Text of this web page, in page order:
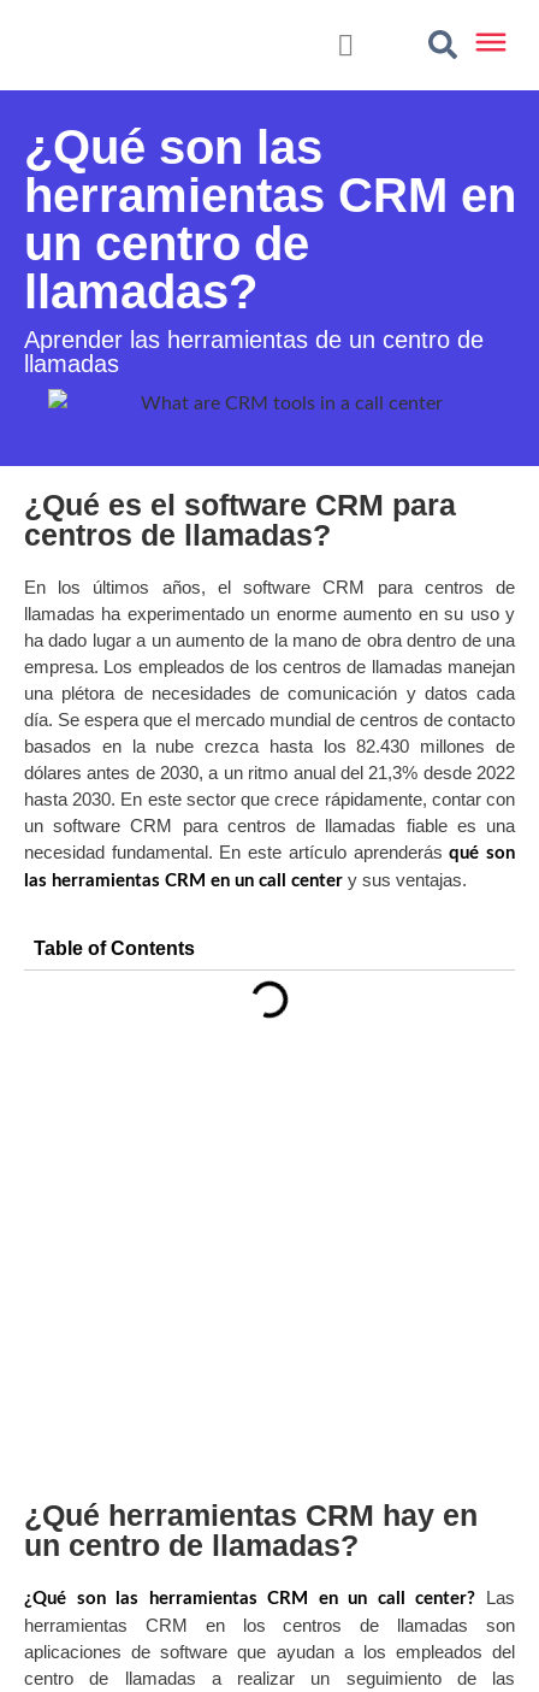
¿Qué son las
herramientas CRM en
un centro de
llamadas?
Aprender las herramientas de un centro de
llamadas
¿Qué es el software CRM para
centros de llamadas?
En los últimos años, el software CRM para centros de
llamadas ha experimentado un enorme aumento en su uso y
ha dado lugar a un aumento de la mano de obra dentro de una
empresa. Los empleados de los centros de llamadas manejan
una plétora de necesidades de comunicación y datos cada
día. Se espera que el mercado mundial de centros de contacto
basados en la nube crezca hasta los 82.430 millones de
dólares antes de 2030, a un ritmo anual del 21,3% desde 2022
hasta 2030. En este sector que crece rápidamente, contar con
un software CRM para centros de llamadas fiable es una
necesidad fundamental. En este artículo aprenderás qué son
las herramientas CRM en un call center y sus ventajas.
Table of Contents
¿Qué herramientas CRM hay en
un centro de llamadas?
¿Qué son las herramientas CRM en un call center? Las
herramientas CRM en los centros de llamadas son
aplicaciones de software que ayudan a los empleados del
centro de llamadas a realizar un seguimiento de las